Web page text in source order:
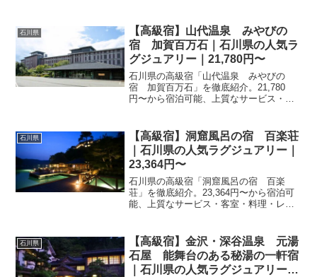
な旅行におすすめ。
石川県
【高級宿】山代温泉 みやびの
宿 加賀百万石｜石川県の人気ラ
グジュアリー｜21,780円〜
石川県の高級宿「山代温泉 みやびの
宿 加賀百万石」を徹底紹介。21,780
円〜から宿泊可能、上質なサービス・客
すすめ。
石川県
【高級宿】洞窟風呂の宿 百楽荘
｜石川県の人気ラグジュアリー｜
23,364円〜
石川県の高級宿「洞窟風呂の宿 百楽
荘」を徹底紹介。23,364円〜から宿泊可
能、上質なサービス・客室・料理・レビ
石川県
【高級宿】金沢・深谷温泉 元湯
石屋 能舞台のある秘湯の一軒宿
｜石川県の人気ラグジュアリー｜